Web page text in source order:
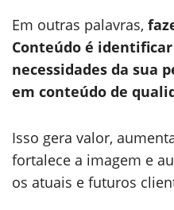
Em outras palavras,
Conteúdo é
necessidades da sua
em conteúdo de
Isso gera valor,
fortalece a imagem e
os atuais e futuros